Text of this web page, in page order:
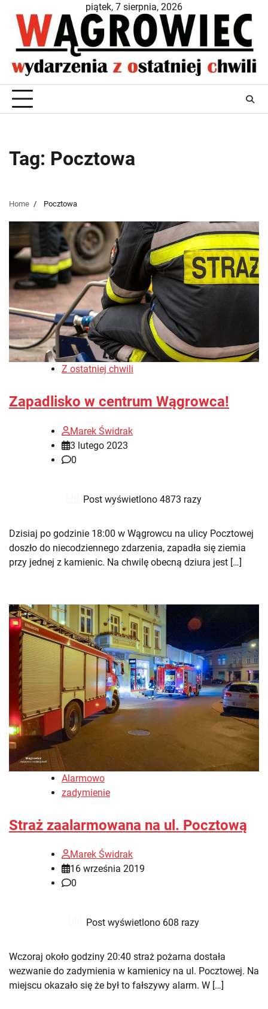
content
piątek, 7 sierpnia, 2026
Tag: Pocztowa
Home Pocztowa
Z ostatniej chwili
Zapadlisko w centrum Wągrowca!
Marek Świdrak
3 lutego 2023
0
Post wyświetlono 4873 razy
Dzisiaj po godzinie 18:00 w Wągrowcu na ulicy Pocztowej
doszło do niecodziennego zdarzenia, zapadła się ziemia
przy jednej z kamienic. Na chwilę obecną dziura jest […]
Alarmowo
zadymienie
Straż zaalarmowana na ul. Pocztową
Marek Świdrak
16 września 2019
0
Post wyświetlono 608 razy
Wczoraj około godziny 20:40 straż pożarna dostała
wezwanie do zadymienia w kamienicy na ul. Pocztowej. Na
miejscu okazało się że był to fałszywy alarm. W […]